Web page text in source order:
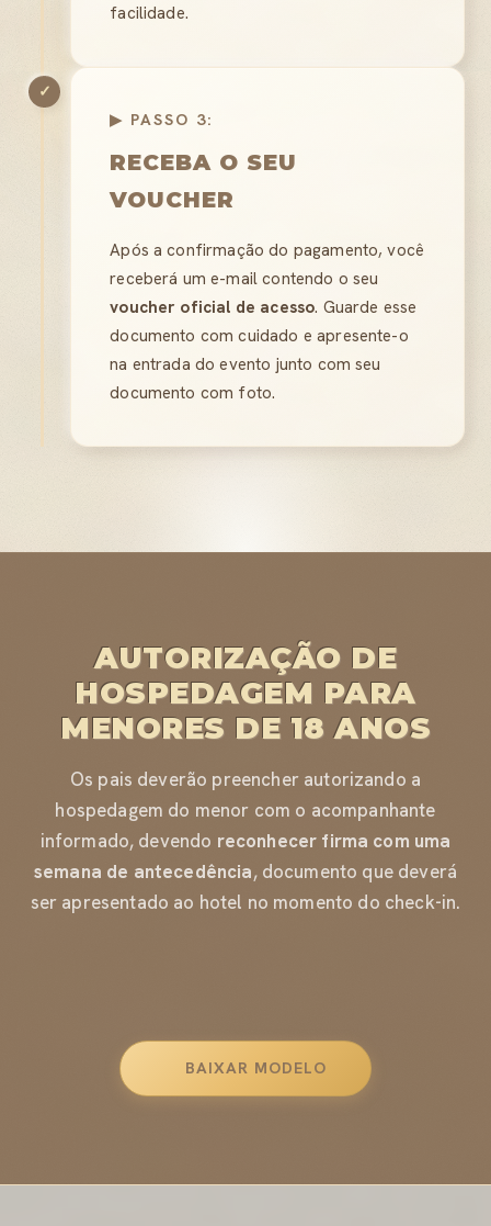
facilidade.
✓
▶ PASSO 3:
RECEBA O SEU
VOUCHER
Após a confirmação do pagamento, você
receberá um e-mail contendo o seu
voucher oficial de acesso. Guarde esse
documento com cuidado e apresente-o
na entrada do evento junto com seu
documento com foto.
AUTORIZAÇÃO DE
HOSPEDAGEM PARA
MENORES DE 18 ANOS
Os pais deverão preencher autorizando a
hospedagem do menor com o acompanhante
informado, devendo reconhecer firma com uma
semana de antecedência, documento que deverá
ser apresentado ao hotel no momento do check-in.
BAIXAR MODELO